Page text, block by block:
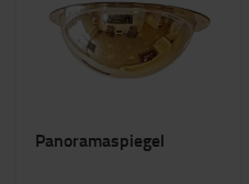
Batterie und Elektronik
Beleuchtung
Gabeln und
IC-Gabelstapler
Panoramaspiegel